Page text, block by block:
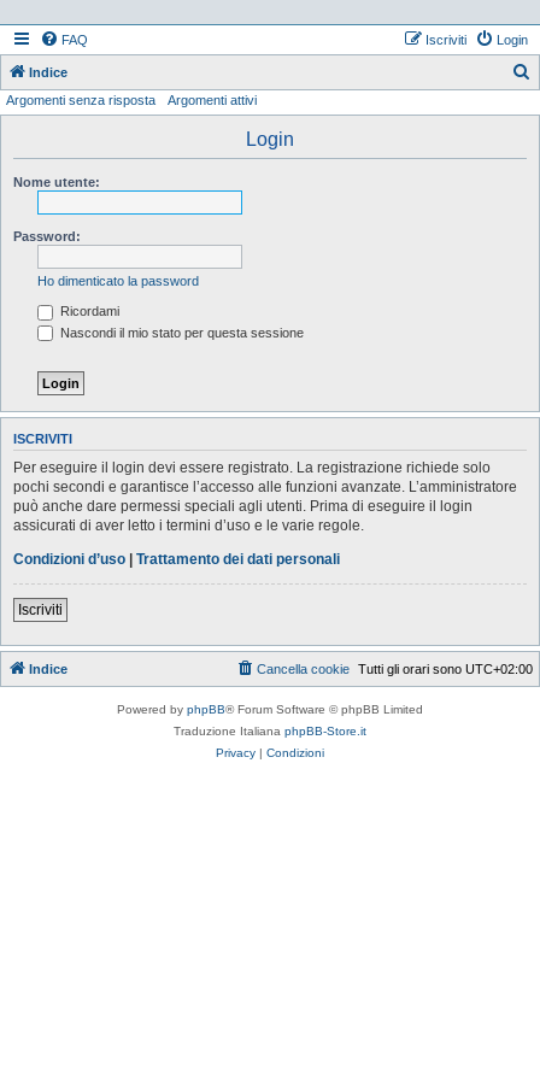
FAQ Login
Iscriviti
Indice
Argomenti senza risposta Argomenti attivi
Login
Nome utente:
Password:
Ho dimenticato la password
Ricordami
Nascondi il mio stato per questa sessione
ISCRIVITI
Per eseguire il login devi essere registrato. La registrazione richiede solo
pochi secondi e garantisce l’accesso alle funzioni avanzate. L’amministratore
può anche dare permessi speciali agli utenti. Prima di eseguire il login
assicurati di aver letto i termini d’uso e le varie regole.
Condizioni d’uso | Trattamento dei dati personali
Iscriviti
Indice Tutti gli orari sono UTC+02:00
Cancella cookie
Powered by phpBB® Forum Software © phpBB Limited
Traduzione Italiana phpBB-Store.it
Privacy | Condizioni